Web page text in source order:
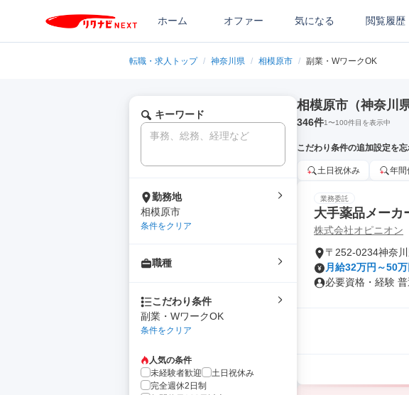
ホーム オファー 気になる 閲覧履歴
転職・求人トップ / 神奈川県 / 相模原市 / 副業・WワークOK
キーワード
勤務地
相模原市
条件をクリア
職種
こだわり条件
副業・WワークOK
条件をクリア
人気の条件
未経験者歓迎
土日祝休み
完全週休2日制
相模原市（神奈川
346件1〜100件目を表示中
こだわり条件の追加設定を
土日祝休み 年間
業務委託
大手薬品メーカ
株式会社オピニオン
〒252-0234神奈
月給32万円～50万
必要資格・経験